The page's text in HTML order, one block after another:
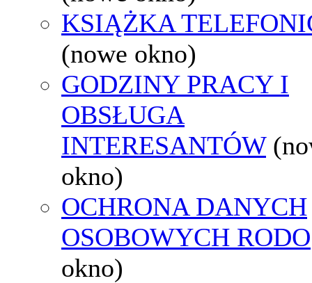
KSIĄŻKA
(nowe okno)
GODZINY PRACY I
OBSŁUGA
INTERESANTÓW
okno)
OCHRONA DANYCH
OSOBOWYCH RODO
okno)